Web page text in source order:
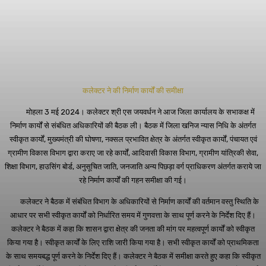
कलेक्टर ने की निर्माण कार्यों की समीक्षा
मोहला 3 मई 2024। कलेक्टर श्री एस जयवर्धन ने आज जिला कार्यालय के सभाकक्ष में
निर्माण कार्यों से संबंधित अधिकारियों की बैठक ली। बैठक में जिला खनिज न्यास निधि के अंतर्गत
स्वीकृत कार्यों, मुख्यमंत्री की घोषणा, नक्सल प्रभावित क्षेत्र के अंतर्गत स्वीकृत कार्यों, पंचायत एवं
ग्रामीण विकास विभाग द्वारा कराए जा रहे कार्यों, आदिवासी विकास विभाग, ग्रामीण यांत्रिकी सेवा,
शिक्षा विभाग, हाउसिंग बोर्ड, अनुसूचित जाति, जनजाति अन्य पिछड़ा वर्ग प्राधिकरण अंतर्गत कराये जा
रहे निर्माण कार्यों की गहन समीक्षा की गई।
कलेक्टर ने बैठक में संबंधित विभाग के अधिकारियों से निर्माण कार्यों की वर्तमान वस्तु स्थिति के
आधार पर सभी स्वीकृत कार्यों को निर्धारित समय में गुणवत्ता के साथ पूर्ण करने के निर्देश दिए हैं।
कलेक्टर ने बैठक में कहा कि शासन द्वारा क्षेत्र की जनता की मांग पर महत्वपूर्ण कार्यों को स्वीकृत
किया गया है। स्वीकृत कार्यों के लिए राशि जारी किया गया है। सभी स्वीकृत कार्यों को प्राथमिकता
के साथ समयबद्ध पूर्ण करने के निर्देश दिए हैं। कलेक्टर ने बैठक में समीक्षा करते हुए कहा कि स्वीकृत